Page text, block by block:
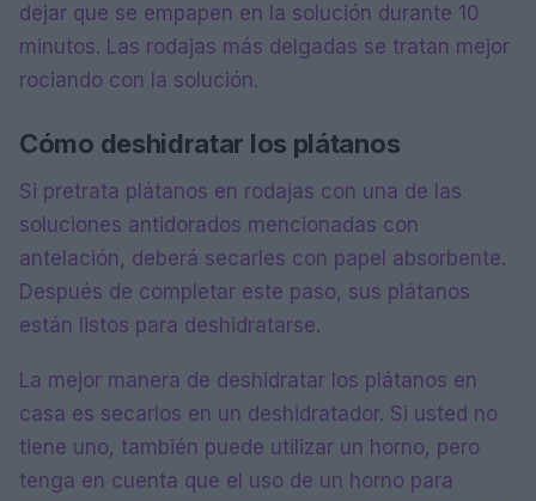
dejar que se empapen en la solución durante 10
minutos. Las rodajas más delgadas se tratan mejor
rociando con la solución.
Cómo deshidratar los plátanos
Si pretrata plátanos en rodajas con una de las
soluciones antidorados mencionadas con
antelación, deberá secarles con papel absorbente.
Después de completar este paso, sus plátanos
están listos para deshidratarse.
La mejor manera de deshidratar los plátanos en
casa es secarlos en un deshidratador. Si usted no
tiene uno, también puede utilizar un horno, pero
tenga en cuenta que el uso de un horno para